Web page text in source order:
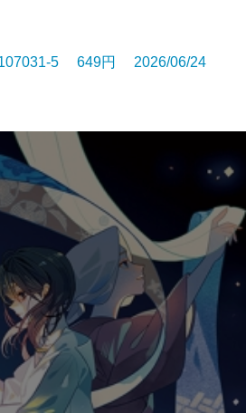
5 649円 2026/06/24